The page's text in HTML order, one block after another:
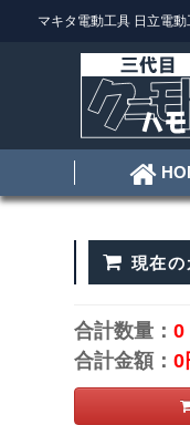
マキタ電動工具 日立電動
現在の
合計数量：0
合計金額：0